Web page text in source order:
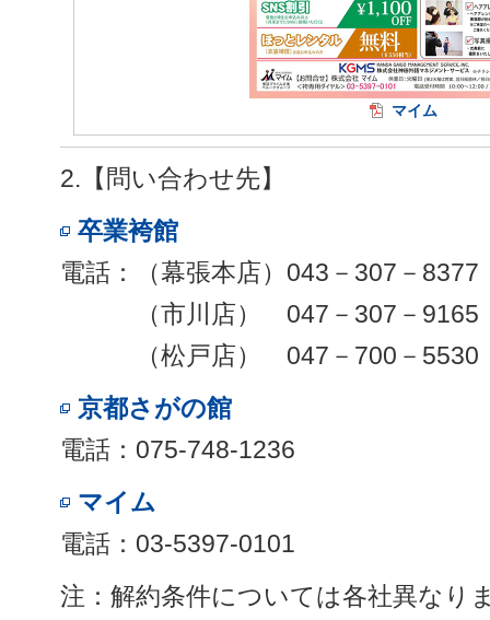
マイム
2.【問い合わせ先】
卒業袴館
電話：（幕張本店）043－307－8377
（市川店） 047－307－9165
（松戸店） 047－700－5530
京都さがの館
電話：075-748-1236
マイム
電話：03-5397-0101
注：解約条件については各社異なり